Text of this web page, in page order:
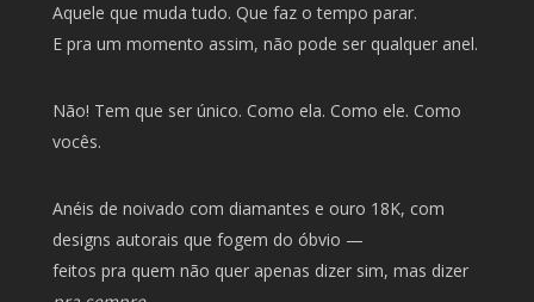
Aquele que muda tudo. Que faz o tempo parar.
E pra um momento assim, não pode ser qualquer anel.
Não! Tem que ser único. Como ela. Como ele. Como
vocês.
Anéis de noivado com diamantes e ouro 18K, com
designs autorais que fogem do óbvio —
feitos pra quem não quer apenas dizer sim, mas dizer